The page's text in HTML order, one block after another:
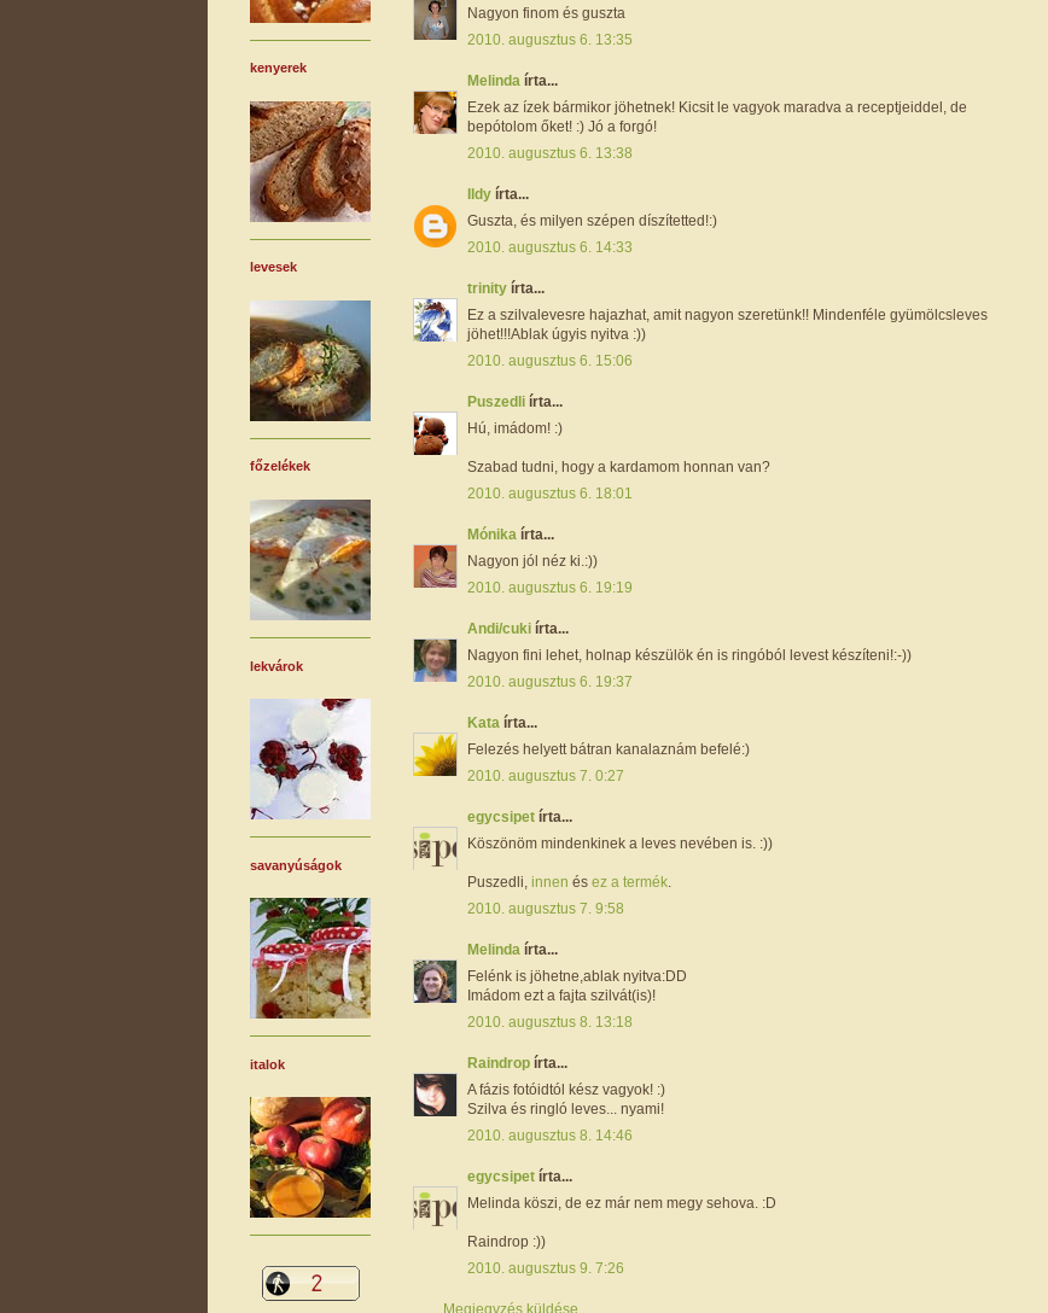
Nagyon finom és guszta
2010. augusztus 6. 13:35
Melinda írta...
Ezek az ízek bármikor jöhetnek! Kicsit le vagyok maradva a receptjeiddel, de
bepótolom őket! :) Jó a forgó!
2010. augusztus 6. 13:38
Ildy írta...
Guszta, és milyen szépen díszítetted!:)
2010. augusztus 6. 14:33
trinity írta...
Ez a szilvalevesre hajazhat, amit nagyon szeretünk!! Mindenféle gyümölcsleves
jöhet!!!Ablak úgyis nyitva :))
2010. augusztus 6. 15:06
Puszedli írta...
Hú, imádom! :)
Szabad tudni, hogy a kardamom honnan van?
2010. augusztus 6. 18:01
Mónika írta...
Nagyon jól néz ki.:))
2010. augusztus 6. 19:19
Andi/cuki írta...
Nagyon fini lehet, holnap készülök én is ringóból levest készíteni!:-))
2010. augusztus 6. 19:37
Kata írta...
Felezés helyett bátran kanalaznám befelé:)
2010. augusztus 7. 0:27
egycsipet írta...
Köszönöm mindenkinek a leves nevében is. :))
Puszedli, innen és ez a termék
2010. augusztus 7. 9:58
Melinda írta...
Felénk is jöhetne,ablak nyitva:DD
Imádom ezt a fajta szilvát(is)!
2010. augusztus 8. 13:18
Raindrop írta...
A fázis fotóidtól kész vagyok! :)
Szilva és ringló leves... nyami!
2010. augusztus 8. 14:46
egycsipet írta...
Melinda köszi, de ez már nem megy sehova. :D
Raindrop :))
2010. augusztus 9. 7:26
Megjegyzés küldése
kenyerek
levesek
főzelékek
lekvárok
savanyúságok
italok